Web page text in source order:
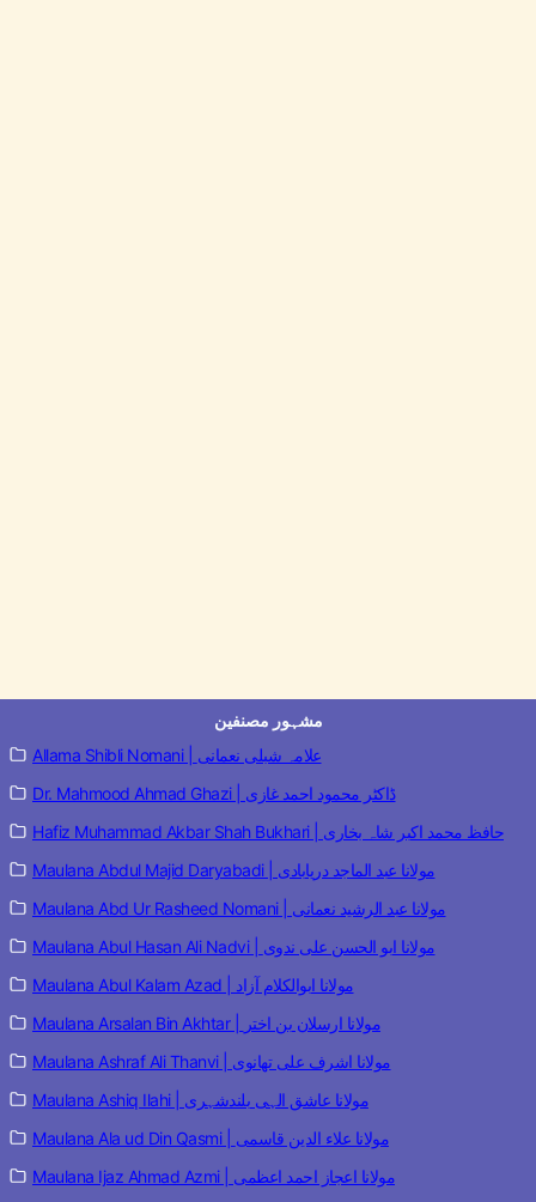
مشہور مصنفین
Allama Shibli Nomani | علامہ شبلی نعمانی
Dr. Mahmood Ahmad Ghazi | ڈاکٹر محمود احمد غازی
Hafiz Muhammad Akbar Shah Bukhari | حافظ محمد اکبر شاہ بخاری
Maulana Abdul Majid Daryabadi | مولانا عبد الماجد دریابادی
Maulana Abd Ur Rasheed Nomani | مولانا عبد الرشید نعمانی
Maulana Abul Hasan Ali Nadvi | مولانا ابو الحسن علی ندوی
Maulana Abul Kalam Azad | مولانا ابوالکلام آزاد
Maulana Arsalan Bin Akhtar | مولانا ارسلان بن اختر
Maulana Ashraf Ali Thanvi | مولانا اشرف علی تھانوی
Maulana Ashiq Ilahi | مولانا عاشق الہی بلندشہری
Maulana Ala ud Din Qasmi | مولانا علاء الدین قاسمی
Maulana Ijaz Ahmad Azmi | مولانا اعجاز احمد اعظمی